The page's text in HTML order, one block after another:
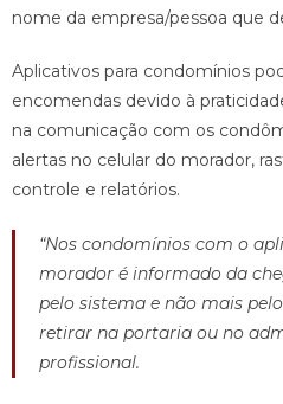
nome da empresa/pessoa que
Aplicativos para condomínios
encomendas devido à
na comunicação com os
alertas no celular do morador,
controle e relatórios.
“Nos condomínios com o
morador é informado da
pelo sistema e não mais
retirar na portaria ou no
profissional.